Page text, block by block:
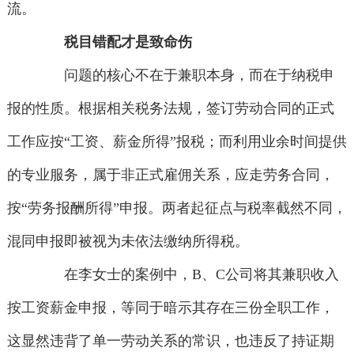
流。
税目错配才是致命伤
问题的核心不在于兼职本身，而在于纳税申
报的性质。根据相关税务法规，签订劳动合同的正式
工作应按“工资、薪金所得”报税；而利用业余时间提供
的专业服务，属于非正式雇佣关系，应走劳务合同，
按“劳务报酬所得”申报。两者起征点与税率截然不同，
混同申报即被视为未依法缴纳所得税。
在李女士的案例中，B、C公司将其兼职收入
按工资薪金申报，等同于暗示其存在三份全职工作，
这显然违背了单一劳动关系的常识，也违反了持证期